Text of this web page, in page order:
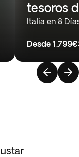
tesoros
Italia en 8
Desde 1.799€